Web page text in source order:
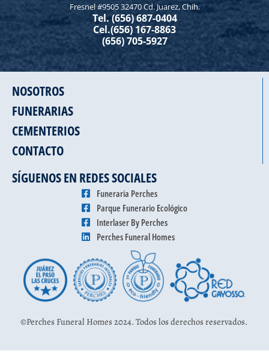
Fresnel #9505 32470 Cd. Juarez, Chih.
Tel. (656) 687-0404
Cel.(656) 167-8863
(656) 705-5927
NOSOTROS
FUNERARIAS
CEMENTERIOS
CONTACTO
SÍGUENOS EN REDES SOCIALES
Funeraria Perches
Parque Funerario Ecológico
Interlaser By Perches
Perches Funeral Homes
©Perches Funeral Homes 2024. Todos los derechos reservados.